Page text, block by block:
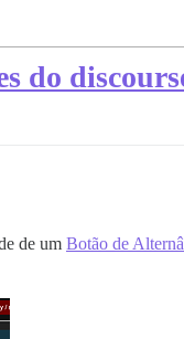
do
de um Botão de